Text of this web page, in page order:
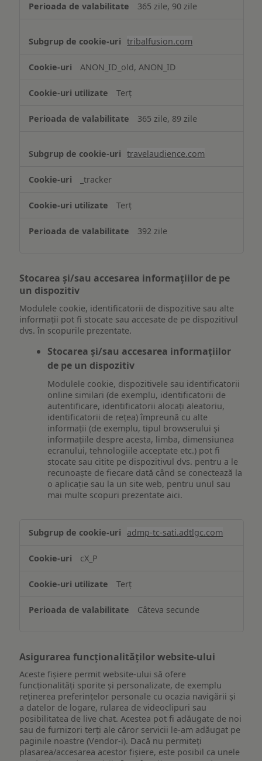
365 zile, 90 zile
tribalfusion.com
ANON_ID_old, ANON_ID
Terț
365 zile, 89 zile
travelaudience.com
_tracker
Terț
392 zile
Stocarea și/sau accesarea informațiilor de pe
un dispozitiv
Modulele cookie, identificatorii de dispozitive sau alte
informații pot fi stocate sau accesate de pe dispozitivul
dvs. în scopurile prezentate.
Stocarea și/sau accesarea informațiilor
de pe un dispozitiv
Modulele cookie, dispozitivele sau identificatorii
online similari (de exemplu, identificatorii de
autentificare, identificatorii alocați aleatoriu,
identificatorii de rețea) împreună cu alte
informații (de exemplu, tipul browserului și
informațiile despre acesta, limba, dimensiunea
ecranului, tehnologiile acceptate etc.) pot fi
stocate sau citite pe dispozitivul dvs. pentru a le
recunoaște de fiecare dată când se conectează la
o aplicație sau la un site web, pentru unul sau
mai multe scopuri prezentate aici.
și/sau
informațiilor
pe
dispozitiv
admp-tc-sati.adtlgc.com
cX_P
Terț
Câteva secunde
Asigurarea funcționalităților website-ului
Aceste fișiere permit website-ului să ofere
funcționalități sporite și personalizate, de exemplu
reţinerea preferinţelor personale cu ocazia navigării și
a datelor de logare, rularea de videoclipuri sau
posibilitatea de live chat. Acestea pot fi adăugate de noi
sau de furnizori terți ale căror servicii le-am adăugat pe
paginile noastre (Vendor-i). Dacă nu permiteți
plasarea/accesarea acestor fișiere, este posibil ca unele